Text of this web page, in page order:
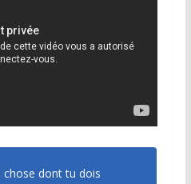
chose dont tu dois